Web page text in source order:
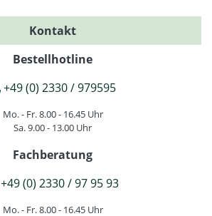
Kontakt
Bestellhotline
+49 (0) 2330 / 979595
Mo. - Fr. 8.00 - 16.45 Uhr
Sa. 9.00 - 13.00 Uhr
Fachberatung
+49 (0) 2330 / 97 95 93
Mo. - Fr. 8.00 - 16.45 Uhr